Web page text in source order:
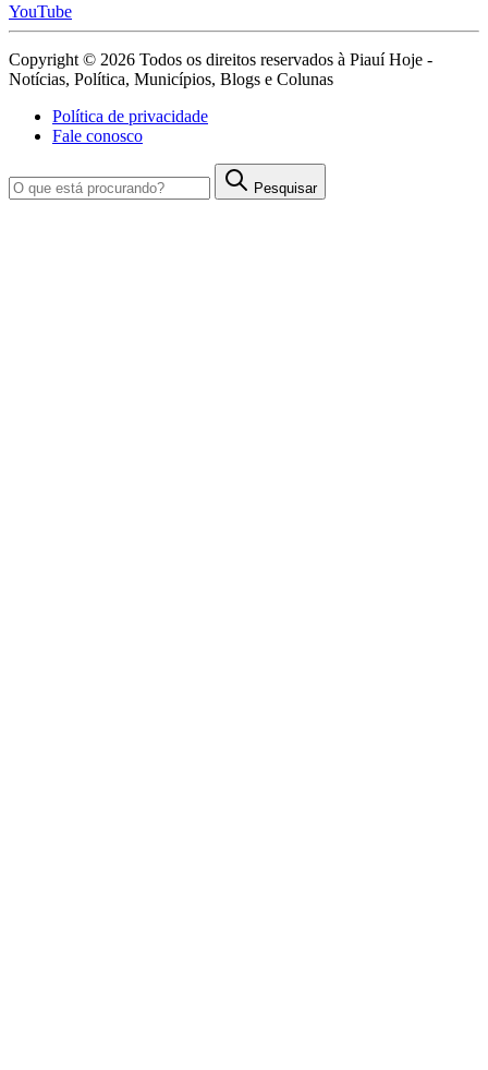
YouTube
Copyright © 2026 Todos os direitos reservados à Piauí Hoje -
Notícias, Política, Municípios, Blogs e Colunas
Política de privacidade
Fale conosco
Pesquisar